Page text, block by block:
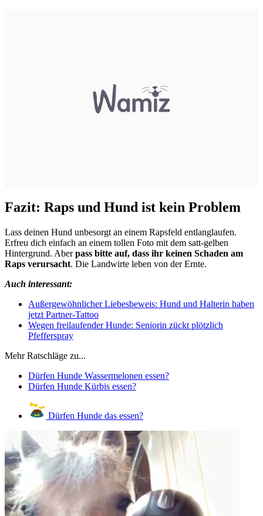
Fazit: Raps und Hund ist kein Problem
Lass deinen Hund unbesorgt an einem Rapsfeld entlanglaufen.
Erfreu dich einfach an einem tollen Foto mit dem satt-gelben
Hintergrund. Aberpass bitte auf, dass ihr keinen Schaden am
Raps verursacht. Die Landwirte leben von der Ernte.
Auch interessant:
Außergewöhnlicher Liebesbeweis: Hund und Halterin haben
jetzt Partner-Tattoo
Wegen freilaufender Hunde: Seniorin zückt plötzlich
Pfefferspray
Mehr Ratschläge zu...
Dürfen Hunde Wassermelonen essen?
Dürfen Hunde Kürbis essen?
Dürfen Hunde das essen?